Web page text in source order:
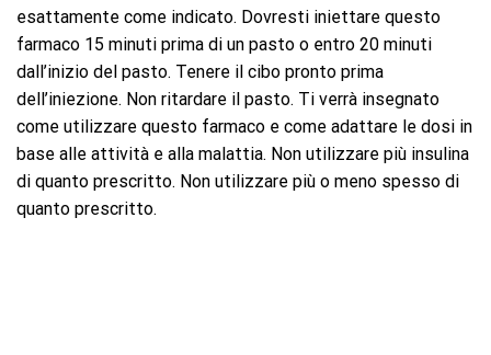
esattamente come indicato. Dovresti iniettare questo
farmaco 15 minuti prima di un pasto o entro 20 minuti
dall’inizio del pasto. Tenere il cibo pronto prima
dell’iniezione. Non ritardare il pasto. Ti verrà insegnato
come utilizzare questo farmaco e come adattare le dosi in
base alle attività e alla malattia. Non utilizzare più insulina
di quanto prescritto. Non utilizzare più o meno spesso di
quanto prescritto.